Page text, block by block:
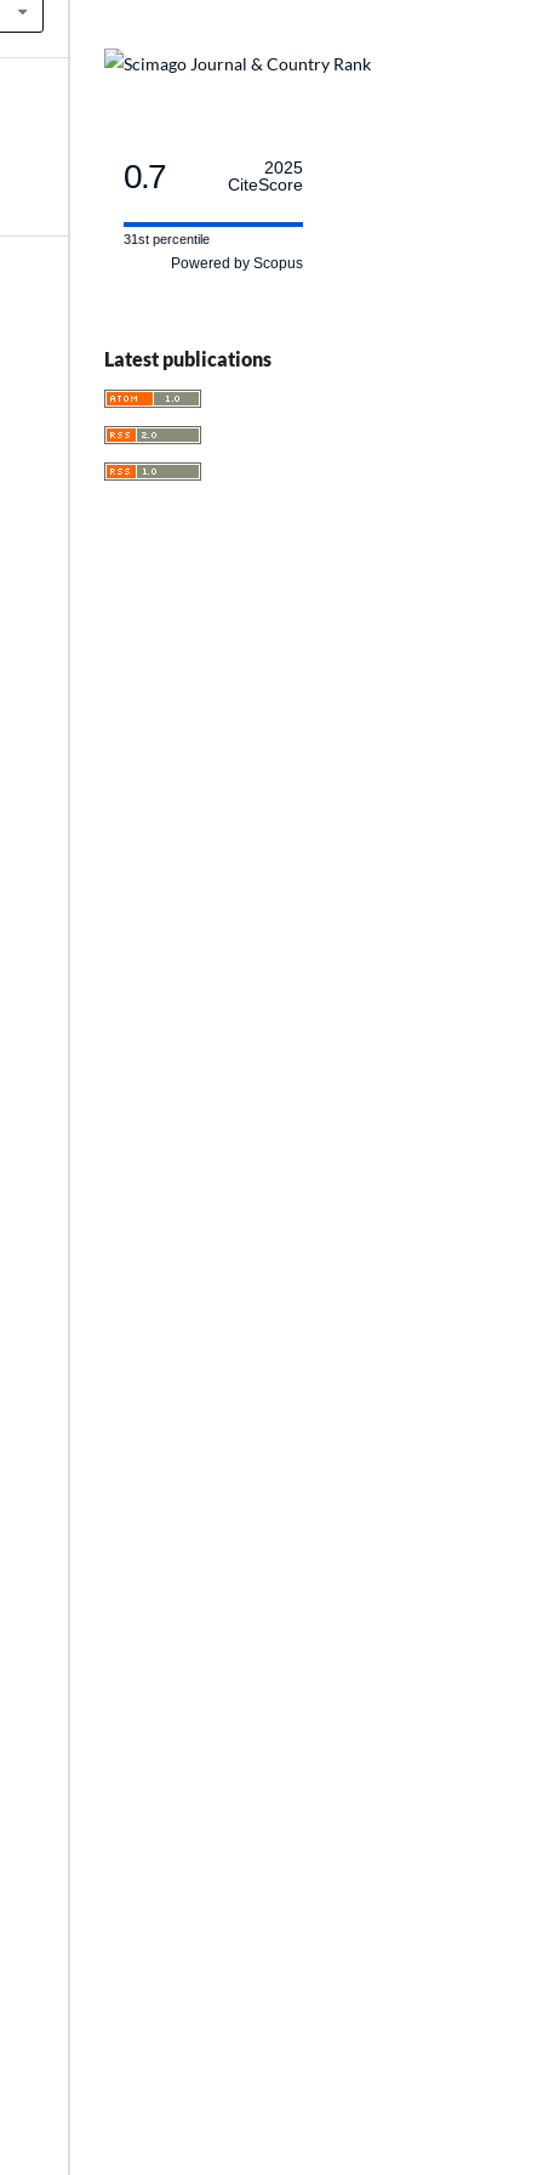
0.7
2025
CiteScore
31st percentile
Powered by Scopus
Latest publications